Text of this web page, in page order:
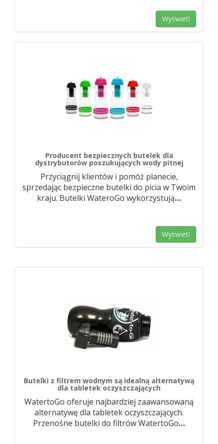
Wyświetl
Producent bezpiecznych butelek dla
dystrybutorów poszukujących wody pitnej
Przyciągnij klientów i pomóż planecie,
sprzedając bezpieczne butelki do picia w Twoim
kraju. Butelki WateroGo wykorzystują…
Wyświetl
Butelki z filtrem wodnym są idealną alternatywą
dla tabletek oczyszczających
WatertoGo oferuje najbardziej zaawansowaną
alternatywę dla tabletek oczyszczających.
Przenośne butelki do filtrów WatertoGo…